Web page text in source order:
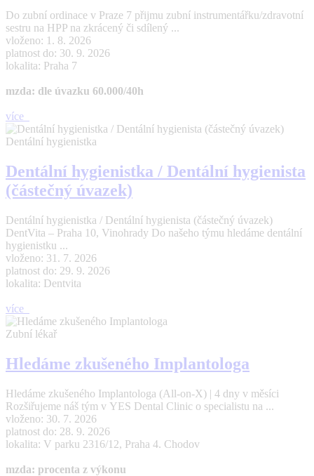
Do zubní ordinace v Praze 7 přijmu zubní instrumentářku/zdravotní
sestru na HPP na zkrácený či sdílený ...
vloženo: 1. 8. 2026
platnost do: 30. 9. 2026
lokalita: Praha 7
mzda: dle úvazku 60.000/40h
více
Dentální hygienistka
Dentální hygienistka / Dentální hygienista
(částečný úvazek)
Dentální hygienistka / Dentální hygienista (částečný úvazek)
DentVita – Praha 10, Vinohrady Do našeho týmu hledáme dentální
hygienistku ...
vloženo: 31. 7. 2026
platnost do: 29. 9. 2026
lokalita: Dentvita
více
Zubní lékař
Hledáme zkušeného Implantologa
Hledáme zkušeného Implantologa (All-on-X) | 4 dny v měsíci
Rozšiřujeme náš tým v YES Dental Clinic o specialistu na ...
vloženo: 30. 7. 2026
platnost do: 28. 9. 2026
lokalita: V parku 2316/12, Praha 4. Chodov
mzda: procenta z výkonu